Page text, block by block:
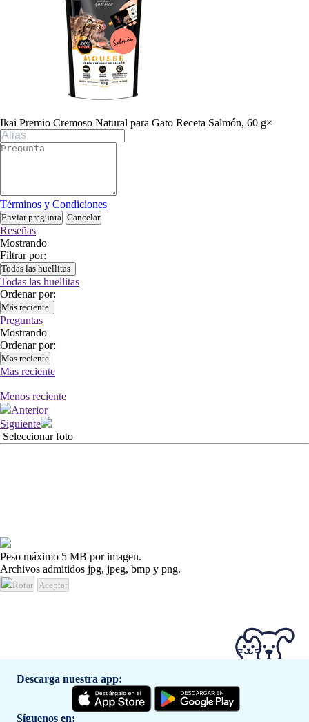
Ikai Premio Cremoso Natural para Gato Receta Salmón, 60 g×
Términos y Condiciones
Enviar pregunta Cancelar
Reseñas
Mostrando
Filtrar por:
Todas las huellitas
Todas las huellitas
Ordenar por:
Más reciente
Preguntas
Mostrando
Ordenar por:
Mas reciente
Mas reciente
Menos reciente
Anterior
Siguiente
Seleccionar foto
Peso máximo 5 MB por imagen.
Archivos admitidos jpg, jpeg, bmp y png.
Rotar Aceptar
Descarga nuestra app:
Síguenos en: